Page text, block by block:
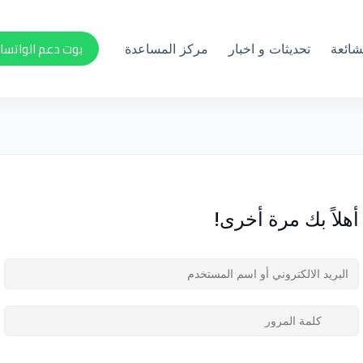
تحديثات و اخبار مركز المساعدة بوت دعم
أهلاً بك مرة أخرى!